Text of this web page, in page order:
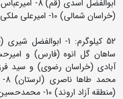
(خراسان شمالی) 10- امیرعلی ملکی (تهران)
(منطقه آزاد اروند) 10- محمدحسین خیراندیش (یزد)